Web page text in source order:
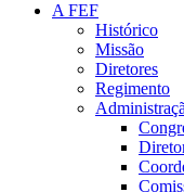
A FEF
Histórico
Missão
Diretores
Regimento